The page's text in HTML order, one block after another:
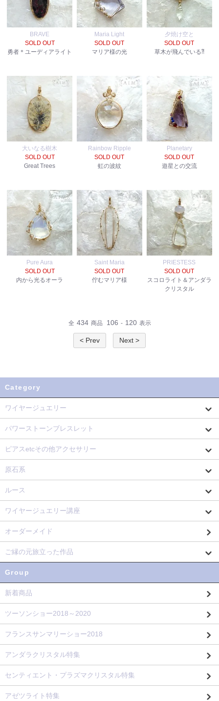
BRAVE
SOLD OUT
勇者＊ユーディアライト
Maria Light
SOLD OUT
マリア様の光
夕焼け空と
SOLD OUT
草木が飛んでいる⁈
大いなる樹木
SOLD OUT
Great Trees
Rainbow Ripple
SOLD OUT
虹の波紋
Planetary
SOLD OUT
遊星との交流
Pure Aura
SOLD OUT
内から光るオーラ
Saint Maria
SOLD OUT
佇むマリア様
PRIESTESS
SOLD OUT
スコロライト＆アンダラ
クリスタル
全 434 商品 106 - 120 表示
< Prev Next >
Category
ワイヤージュエリー
パワーストーンブレスレット
ピアスetcその他アクセサリー
原石系
ルース
ワイヤージュエリー講座
オーダーメイド
ご縁の元旅立った作品
Group
新着商品
ツーソンショー2018～2020
フランスサンマリーショー2018
アンダラクリスタル特集
センティエント・プラズマクリスタル特集
アゼツライト特集